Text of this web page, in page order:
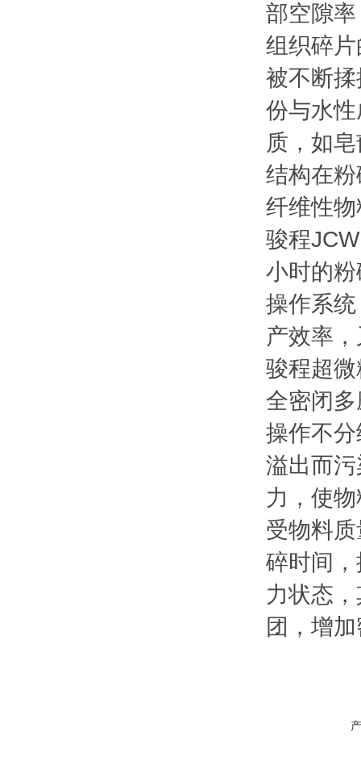
部空隙
组织碎
被不断
份与水
质，如
结构在
纤维性
骏程
小时的
操作系
产效率
骏程超
全密闭
操作不
溢出而
力，使
受物料
碎时间
力状态
团，增